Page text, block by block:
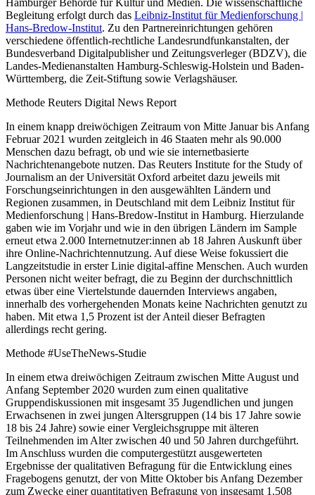
Begleitung erfolgt durch das Leibniz-Institut für Medienforschung |
Hans-Bredow-Institut. Zu den Partnereinrichtungen gehören
verschiedene öffentlich-rechtliche Landesrundfunkanstalten, der
Bundesverband Digitalpublisher und Zeitungsverleger (BDZV), die
Landes-Medienanstalten Hamburg-Schleswig-Holstein und Baden-
Württemberg, die Zeit-Stiftung sowie Verlagshäuser.
Methode Reuters Digital News Report
In einem knapp dreiwöchigen Zeitraum von Mitte Januar bis Anfang
Februar 2021 wurden zeitgleich in 46 Staaten mehr als 90.000
Menschen dazu befragt, ob und wie sie internetbasierte
Nachrichtenangebote nutzen. Das Reuters Institute for the Study of
Journalism an der Universität Oxford arbeitet dazu jeweils mit
Forschungseinrichtungen in den ausgewählten Ländern und
Regionen zusammen, in Deutschland mit dem Leibniz Institut für
Medienforschung | Hans-Bredow-Institut in Hamburg. Hierzulande
gaben wie im Vorjahr und wie in den übrigen Ländern im Sample
erneut etwa 2.000 Internetnutzer:innen ab 18 Jahren Auskunft über
ihre Online-Nachrichtennutzung. Auf diese Weise fokussiert die
Langzeitstudie in erster Linie digital-affine Menschen. Auch wurden
Personen nicht weiter befragt, die zu Beginn der durchschnittlich
etwas über eine Viertelstunde dauernden Interviews angaben,
innerhalb des vorhergehenden Monats keine Nachrichten genutzt zu
haben. Mit etwa 1,5 Prozent ist der Anteil dieser Befragten
allerdings recht gering.
Methode #UseTheNews-Studie
In einem etwa dreiwöchigen Zeitraum zwischen Mitte August und
Anfang September 2020 wurden zum einen qualitative
Gruppendiskussionen mit insgesamt 35 Jugendlichen und jungen
Erwachsenen in zwei jungen Altersgruppen (14 bis 17 Jahre sowie
18 bis 24 Jahre) sowie einer Vergleichsgruppe mit älteren
Teilnehmenden im Alter zwischen 40 und 50 Jahren durchgeführt.
Im Anschluss wurden die computergestützt ausgewerteten
Ergebnisse der qualitativen Befragung für die Entwicklung eines
Fragebogens genutzt, der von Mitte Oktober bis Anfang Dezember
zum Zwecke einer quantitativen Befragung von insgesamt 1.508